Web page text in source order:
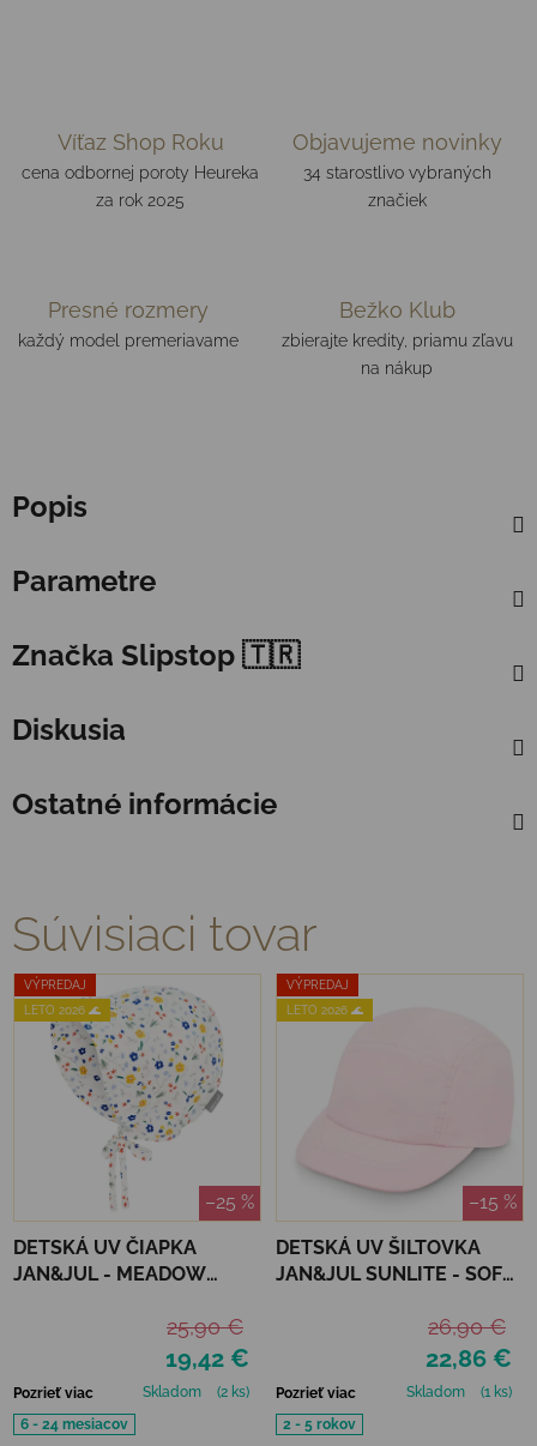
Víťaz Shop Roku
cena odbornej poroty Heureka
za rok 2025
Objavujeme novinky
34 starostlivo vybraných
značiek
Presné rozmery
každý model premeriavame
Bežko Klub
zbierajte kredity, priamu zľavu
na nákup
Popis
Parametre
Značka Slipstop 🇹🇷
Diskusia
Ostatné informácie
Súvisiaci tovar
VÝPREDAJ
LETO 2026 🌊
–25 %
DETSKÁ UV ČIAPKA
JAN&JUL - MEADOW
19,42 €
25,90 €
Pozrieť viac Skladom
(2 ks)
6 - 24 mesiacov
VÝPREDAJ
LETO 2026 🌊
–15 %
DETSKÁ UV ŠILTOVKA
JAN&JUL SUNLITE - SOFT
22,86 €
26,90 €
Pozrieť viac Skladom
(1 ks)
2 - 5 rokov